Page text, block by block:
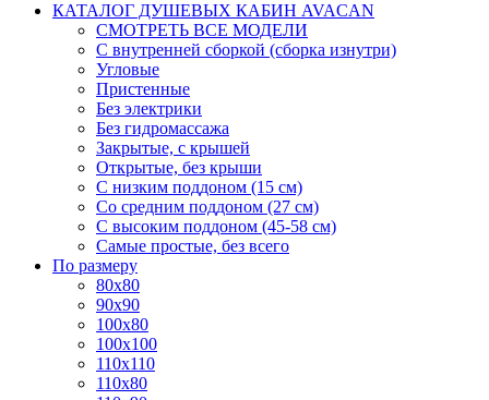
КАТАЛОГ ДУШЕВЫХ КАБИН AVACAN
СМОТРЕТЬ ВСЕ МОДЕЛИ
С внутренней сборкой (сборка изнутри)
Угловые
Пристенные
Без электрики
Без гидромассажа
Закрытые, с крышей
Открытые, без крыши
С низким поддоном (15 см)
Со средним поддоном (27 см)
С высоким поддоном (45-58 см)
Самые простые, без всего
По размеру
80x80
90x90
100x80
100x100
110x110
110x80